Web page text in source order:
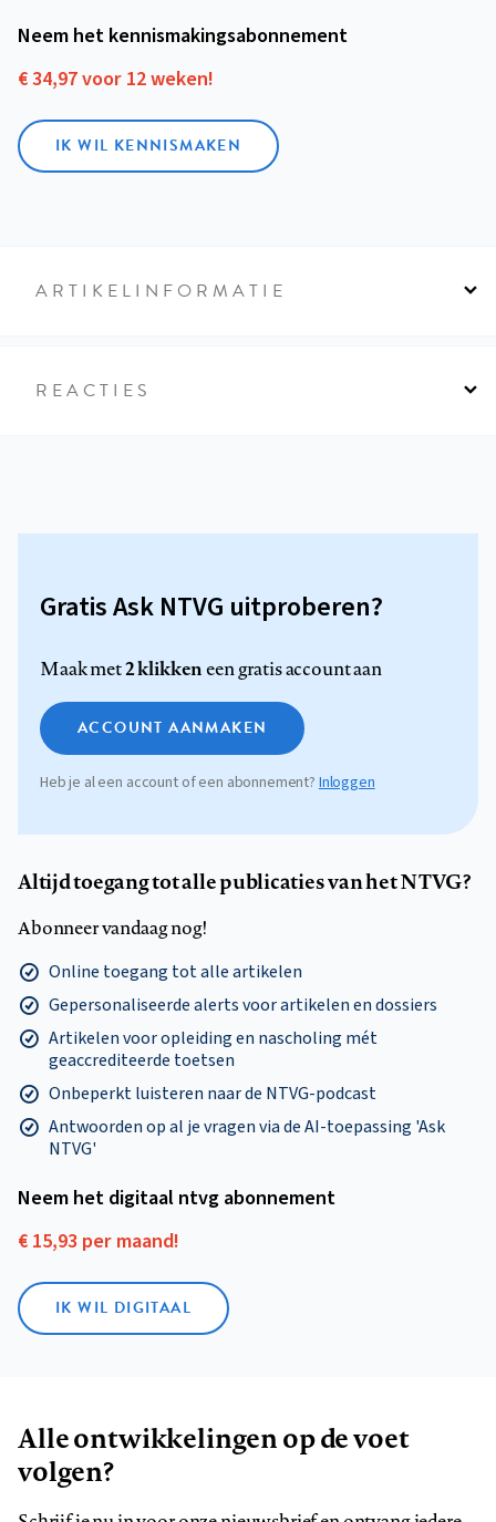
Neem het kennismakings­abonnement
€ 34,97 voor 12 weken!
IK WIL KENNISMAKEN
ARTIKELINFORMATIE
REACTIES
Gratis Ask NTVG uitproberen?
Maak met2 klikkeneen gratis account aan
ACCOUNT AANMAKEN
Heb je al een account of een abonnement?Inloggen
Altijd toegang tot alle publicaties van het NTVG?
Abonneer vandaag nog!
Online toegang tot alle artikelen
Gepersonaliseerde alerts voor artikelen en dossiers
Artikelen voor opleiding en nascholing mét
geaccrediteerde toetsen
Onbeperkt luisteren naar de NTVG-podcast
Antwoorden op al je vragen via de AI-toepassing 'Ask
NTVG'
Neem het digitaal ntvg abonnement
€ 15,93 per maand!
IK WIL DIGITAAL
Alle ontwikkelingen op de voet
volgen?